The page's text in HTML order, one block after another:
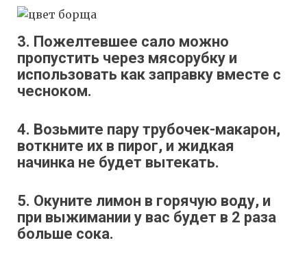
3. Пожелтевшее сало можно
пропустить через мясорубку и
использовать как заправку вместе с
чесноком.
4. Возьмите пару трубочек-макарон,
воткните их в пирог, и жидкая
начинка не будет вытекать.
5. Окуните лимон в горячую воду, и
при выжимании у вас будет в 2 раза
больше сока.